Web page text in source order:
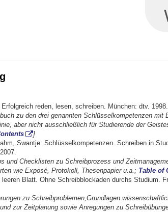
reden, lesen, schreiben. München: dtv. 1998.
zu den drei genannten Schlüsselkompetenzen mit
aber nicht ausschließlich für Studierende der
]
Swantje: Schlüsselkompetenzen. Schreiben in
und Checklisten zu Schreibprozess und
wie Exposé, Protokoll, Thesenpapier u.a.; Table of
Blatt. Ohne Schreibblockaden durchs Studium.
zu Schreibproblemen,Grundlagen
zur Zeitplanung sowie Anregungen zu